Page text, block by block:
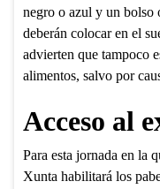
negro o azul y un bolso
deberán colocar en el
advierten que tampoco
alimentos, salvo por
Acceso al
Para esta jornada en la
Xunta habilitará los